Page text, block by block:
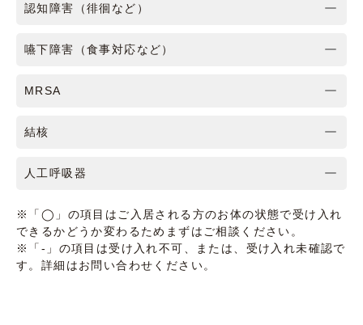
認知障害（徘徊など）
嚥下障害（食事対応など）
MRSA
結核
人工呼吸器
※「◯」の項目はご入居される方のお体の状態で受け入れ
できるかどうか変わるためまずはご相談ください。
※「-」の項目は受け入れ不可、または、受け入れ未確認で
す。詳細はお問い合わせください。